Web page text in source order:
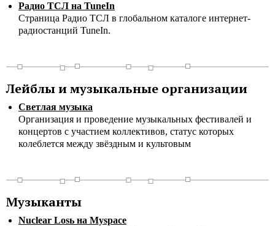
Радио ТСЛ на TuneIn
Страница Радио ТСЛ в глобальном каталоге интернет-
радиостанций TuneIn.
Лейблы и музыкальные организации
Светлая музыка
Организация и проведение музыкальных фестивалей и
концертов с участием коллективов, статус которых
колеблется между звёздным и культовым
Музыканты
Nuclear Losь на Myspace